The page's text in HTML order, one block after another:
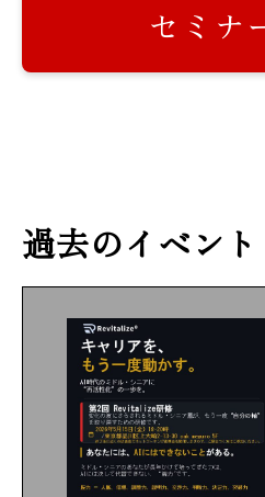
セミナ
過去のイベント